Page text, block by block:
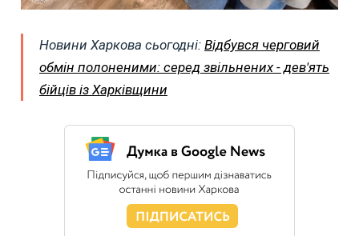
Новини Харкова сьогодні: Відбувся черговий
обмін полоненими: серед звільнених - дев'ять
бійців із Харківщини